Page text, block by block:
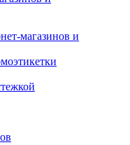
магазинов и